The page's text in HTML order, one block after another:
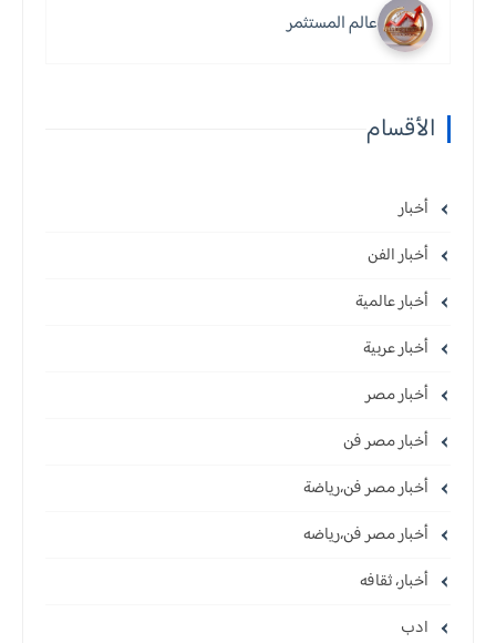
عالم المستثمر
الأقسام
أخبار
أخبار الفن
أخبار عالمية
أخبار عربية
أخبار مصر
أخبار مصر فن
أخبار مصر فن،رياضة
أخبار مصر فن،رياضه
أخبار، ثقافه
ادب